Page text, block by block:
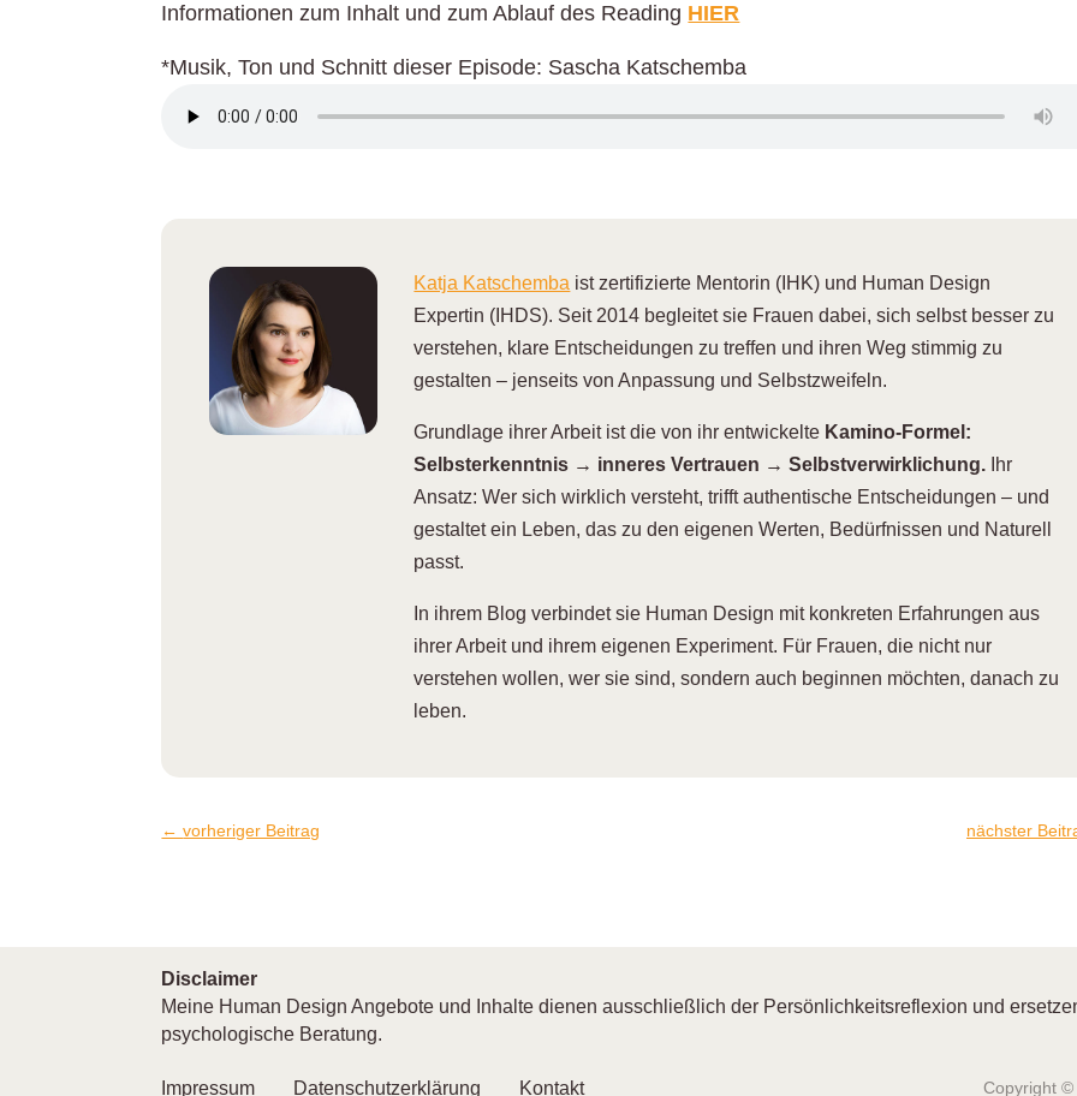
Informationen zum Inhalt und zum Ablauf des Reading HIER
*Musik, Ton und Schnitt dieser Episode: Sascha Katschemba
Katja Katschemba ist zertifizierte Mentorin (IHK) und Human Design
Expertin (IHDS). Seit 2014 begleitet sie Frauen dabei, sich selbst besser zu
verstehen, klare Entscheidungen zu treffen und ihren Weg stimmig zu
gestalten – jenseits von Anpassung und Selbstzweifeln.
Grundlage ihrer Arbeit ist die von ihr entwickelte Kamino-Formel:
Selbsterkenntnis → inneres Vertrauen → Selbstverwirklichung. Ihr
Ansatz: Wer sich wirklich versteht, trifft authentische Entscheidungen – und
gestaltet ein Leben, das zu den eigenen Werten, Bedürfnissen und Naturell
passt.
n ihrem Blog verbindet sie Human Design mit konkreten Erfahrungen aus
ihrer Arbeit und ihrem eigenen Experiment. Für Frauen, die nicht nur
verstehen wollen, wer sie sind, sondern auch beginnen möchten, danach zu
leben.
←vorheriger Beitrag nächster
Disclaimer
Meine Human Design Angebote und Inhalte dienen ausschließlich der Persönlichkeitsreflexion und
psychologische Beratung.
Impressum Datenschutzerklärung Kontakt Copyright ©